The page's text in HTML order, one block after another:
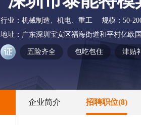
行业： 机械制造、机电、重工 规模： 50-
地址： 广东深圳宝安区福海街道和平村亿欧
五险齐全 包吃包住 津贴
企业简介 招聘职位(8)